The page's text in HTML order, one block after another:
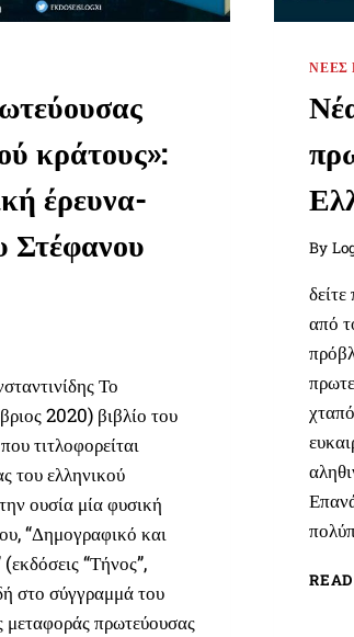
κράτους»:
έρευνα-
Στέφανου
Το
2020) βιβλίο του
τιτλοφορείται
του ελληνικού
ουσία μία φυσική
“Δημογραφικό και
“Τήνος”,
στο σύγγραμμά του
μεταφοράς πρωτεύουσας
ΝΈΕΣ
By
από